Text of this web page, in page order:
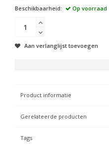
Beschikbaarheid:
Op voorraad
Aan verlanglijst toevoegen
Product informatie
Gerelateerde producten
Tags